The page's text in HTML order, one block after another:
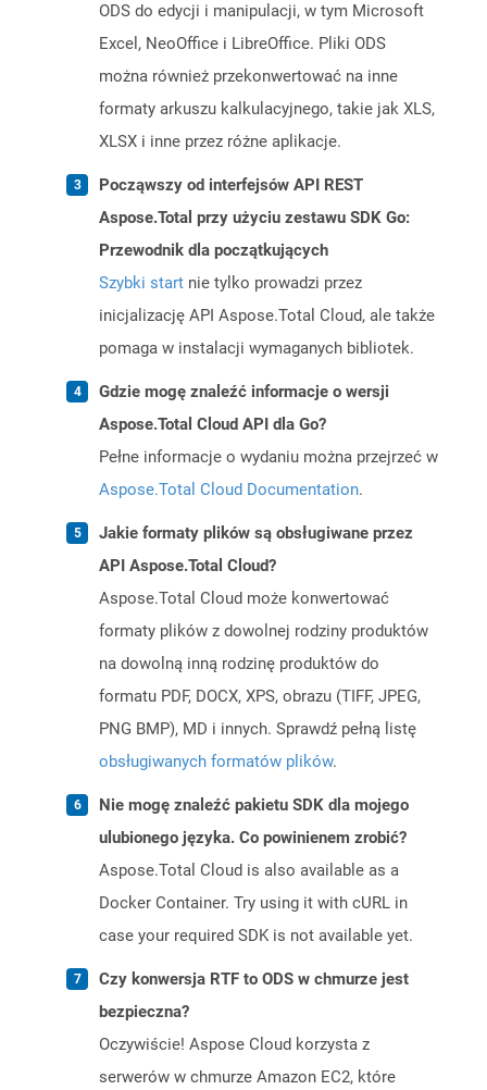
ODS do edycji i manipulacji, w tym Microsoft
Excel, NeoOffice i LibreOffice. Pliki ODS
można również przekonwertować na inne
formaty arkuszu kalkulacyjnego, takie jak XLS,
XLSX i inne przez różne aplikacje.
Począwszy od interfejsów API REST
Aspose.Total przy użyciu zestawu SDK Go:
Przewodnik dla początkujących
Szybki start nie tylko prowadzi przez
inicjalizację API Aspose.Total Cloud, ale także
pomaga w instalacji wymaganych bibliotek.
Gdzie mogę znaleźć informacje o wersji
Aspose.Total Cloud API dla Go?
Pełne informacje o wydaniu można przejrzeć w
Aspose.Total Cloud Documentation.
Jakie formaty plików są obsługiwane przez
API Aspose.Total Cloud?
Aspose.Total Cloud może konwertować
formaty plików z dowolnej rodziny produktów
na dowolną inną rodzinę produktów do
formatu PDF, DOCX, XPS, obrazu (TIFF, JPEG,
PNG BMP), MD i innych. Sprawdź pełną listę
obsługiwanych formatów plików.
Nie mogę znaleźć pakietu SDK dla mojego
ulubionego języka. Co powinienem zrobić?
Aspose.Total Cloud is also available as a
Docker Container. Try using it with cURL in
case your required SDK is not available yet.
Czy konwersja RTF to ODS w chmurze jest
bezpieczna?
Oczywiście! Aspose Cloud korzysta z
serwerów w chmurze Amazon EC2, które